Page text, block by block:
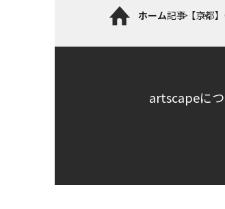
ホーム記事【京都
artscapeに